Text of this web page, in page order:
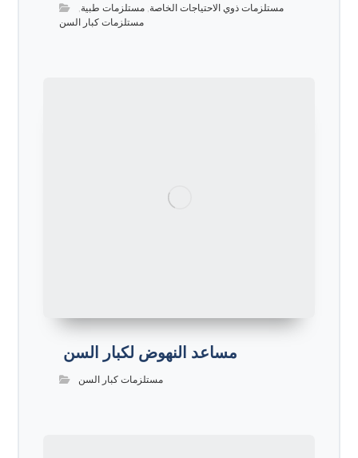
مستلزمات ذوي الاحتياجات الخاصة, مستلزمات طبية,
مستلزمات كبار السن
مساعد النهوض لكبار السن
مستلزمات كبار السن